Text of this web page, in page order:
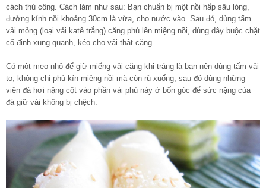
cách thủ công. Cách làm như sau: Bạn chuẩn bị một nồi hấp sâu lòng,
đường kính nồi khoảng 30cm là vừa, cho nước vào. Sau đó, dùng tấm
vải mỏng (loại vải katê trắng) căng phủ lên miệng nồi, dùng dây buộc chặt
cố định xung quanh, kéo cho vải thật căng.
Có một mẹo nhỏ để giữ miếng vải căng khi tráng là bạn nên dùng tấm vải
to, không chỉ phủ kín miệng nồi mà còn rũ xuống, sau đó dùng những
viên đá hơi nặng cột vào phần vải phủ này ở bốn góc để sức nặng của
đá giữ vải không bị chệch.